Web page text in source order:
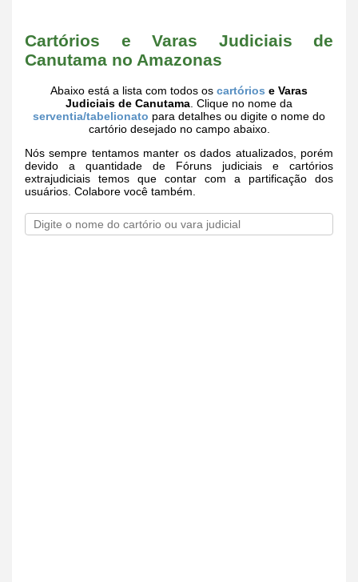
Cartórios e Varas Judiciais de
Canutama no Amazonas
Abaixo está a lista com todos os cartórios e Varas
Judiciais de Canutama . Clique no nome da
serventia/tabelionato para detalhes ou digite o nome do
cartório desejado no campo abaixo.
Nós sempre tentamos manter os dados atualizados, porém
devido a quantidade de Fóruns judiciais e cartórios
extrajudiciais temos que contar com a partificação dos
usuários. Colabore você também.